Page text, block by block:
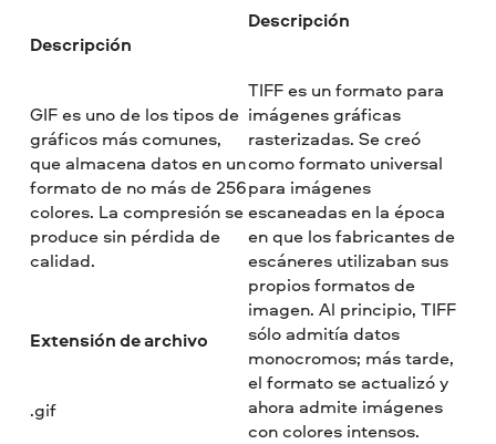
Descripción
GIF es uno de los tipos de
gráficos más comunes,
que almacena datos en un
formato de no más de 256
colores. La compresión se
produce sin pérdida de
calidad.
Extensión de archivo
.gif
Descripción
TIFF es un formato para
imágenes gráficas
rasterizadas. Se creó
como formato universal
para imágenes
escaneadas en la época
en que los fabricantes de
escáneres utilizaban sus
propios formatos de
imagen. Al principio, TIFF
sólo admitía datos
monocromos; más tarde,
el formato se actualizó y
ahora admite imágenes
con colores intensos.